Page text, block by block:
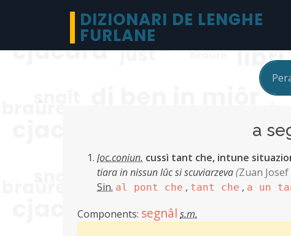
DIZIONARI DE LENGHE
FURLANE
a
loc.coniun. cussì tant che, intune
tiara in nissun lûc si scuviarzeva(Zuan
Sin. al pont che , tant che , a un
Components: segnâl s.m.